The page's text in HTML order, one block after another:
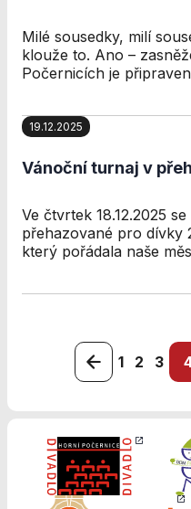
Milé sousedky, milí
klouže to. Ano –
Počernicích je
19.12.2025
Vánoční turnaj v
Ve čtvrtek 18.12.2025
přehazované pro dívky
který pořádala naše
1 2 3